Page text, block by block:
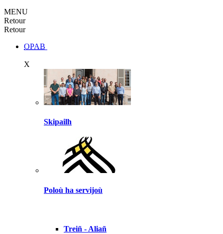
MENU
Retour
Retour
OPAB
X
Skipailh
Poloù ha servijoù
Treiñ - Aliañ